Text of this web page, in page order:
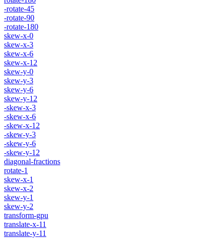
-rotate-45
-rotate-90
-rotate-180
skew-x-0
skew-x-3
skew-x-6
skew-x-12
skew-y-0
skew-y-3
skew-y-6
skew-y-12
-skew-x-3
-skew-x-6
-skew-x-12
-skew-y-3
-skew-y-6
-skew-y-12
diagonal-fractions
rotate-1
skew-x-1
skew-x-2
skew-y-1
skew-y-2
transform-gpu
translate-x-11
translate-y-11